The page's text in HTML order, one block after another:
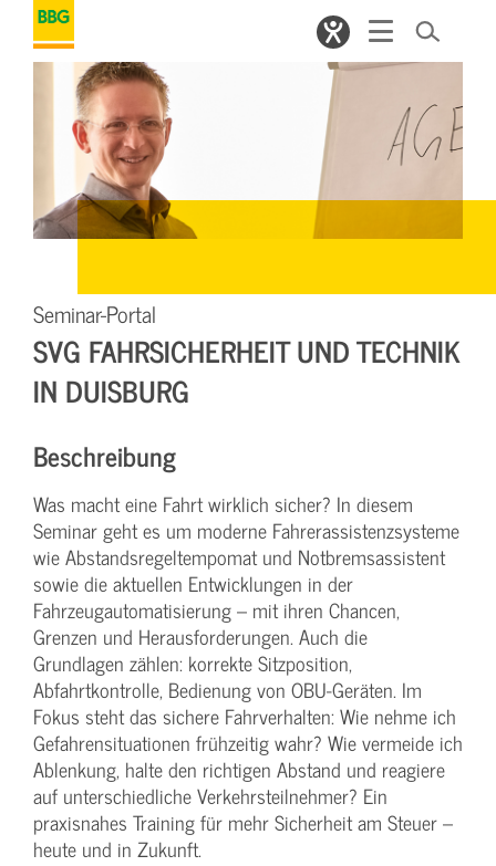
Seminar-Portal
SVG FAHRSICHERHEIT UND TECHNIK
IN DUISBURG
Beschreibung
Was macht eine Fahrt wirklich sicher? In diesem
Seminar geht es um moderne Fahrerassistenzsysteme
wie Abstandsregeltempomat und Notbremsassistent
sowie die aktuellen Entwicklungen in der
Fahrzeugautomatisierung – mit ihren Chancen,
Grenzen und Herausforderungen. Auch die
Grundlagen zählen: korrekte Sitzposition,
Abfahrtkontrolle, Bedienung von OBU-Geräten. Im
Fokus steht das sichere Fahrverhalten: Wie nehme ich
Gefahrensituationen frühzeitig wahr? Wie vermeide ich
Ablenkung, halte den richtigen Abstand und reagiere
auf unterschiedliche Verkehrsteilnehmer? Ein
praxisnahes Training für mehr Sicherheit am Steuer –
heute und in Zukunft.